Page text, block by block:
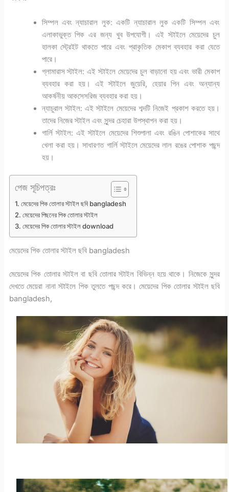
সিম্পল এবং ন্যাচারাল লুক: একটি ন্যাচারাল লুক একটি সিম্পল এবং
এলাকাভুক্ত পিক এর জন্য খুব উপযোগী। এই স্টাইলে মেয়েদের চুল
হালকা স্ট্রেইট থাকতে পারে এবং প্রাকৃতিক মেকাপ ব্যবহার করা যেতে
পারে।
গ্লামারাস স্টাইল: এই স্টাইলে মেয়েদের চুল বাড়ানো হয় এবং ভারী মেকাপ
ব্যবহার করা হয়। এই স্টাইলে জুয়েরি, হেয়ার পিন এবং অন্যান্য
আকর্ষনীয় আকসেসরিজ ব্যবহার করা হয়।
ন্যাচুরাল স্টাইল: এই স্টাইলে মেয়েদের শব্দটি নিজেই প্রকাশ করতে হয়।
তাদের নিজের স্টাইল এবং সুন্দর চেহারা উপস্থাপন করা হয়।
গার্লি স্টাইল: এই স্টাইলে মেয়েদের শিশুপালা এবং রঙিন পোশাকের সাথে
খেলা করা হয়। সাধারণত গার্লি স্টাইলে মেয়েদের লাল রঙের পোশাক পছন্দ
হয়।
পেজ সূচিপত্রঃ
মেয়েদের পিক তোলার স্টাইল ছবি bangladesh
মেয়েদের পিছনের পিক তোলার স্টাইল
মেয়েদের পিক তোলার স্টাইল download
মেয়েদের পিক তোলার স্টাইল ছবি bangladesh
মেয়েদের পিক তোলার স্টাইল বা ছবি তোলার স্টাইল বিভিন্ন হয়ে থাকে। নিজেকে সুন্দর
দেখতে মেয়েরা নানা স্টাইলে পিক তুলতে পছন্দ করে। মেয়েদের পিক তোলার স্টাইল ছবি
bangladesh,